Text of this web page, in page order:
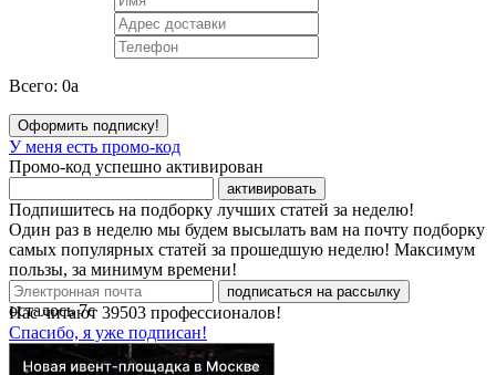
Всего: 0a
Оформить подписку!
У меня есть промо-код
Промо-код успешно активирован
активировать
Подпишитесь на подборку лучших статей за неделю!
Один раз в неделю мы будем высылать вам на почту подборку
самых популярных статей за прошедшую неделю! Максимум
пользы, за минимум времени!
подписаться на рассылку
Нас читают 39503 профессионалов!
Спасибо, я уже подписан!
осталось7с